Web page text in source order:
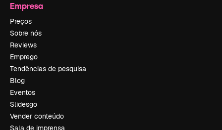
Empresa
Preços
Sobre nós
Reviews
Emprego
Tendências de pesquisa
Blog
Eventos
Slidesgo
Vender conteúdo
Sala de imprensa